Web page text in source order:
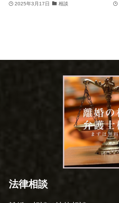
2025年3月17日 相談
法律相談